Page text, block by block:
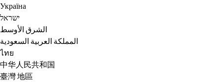
Україна
ישראל
الشرق الأوسط
المملكة العربية السعودية
ไทย
中华人民共和国
臺灣 地區